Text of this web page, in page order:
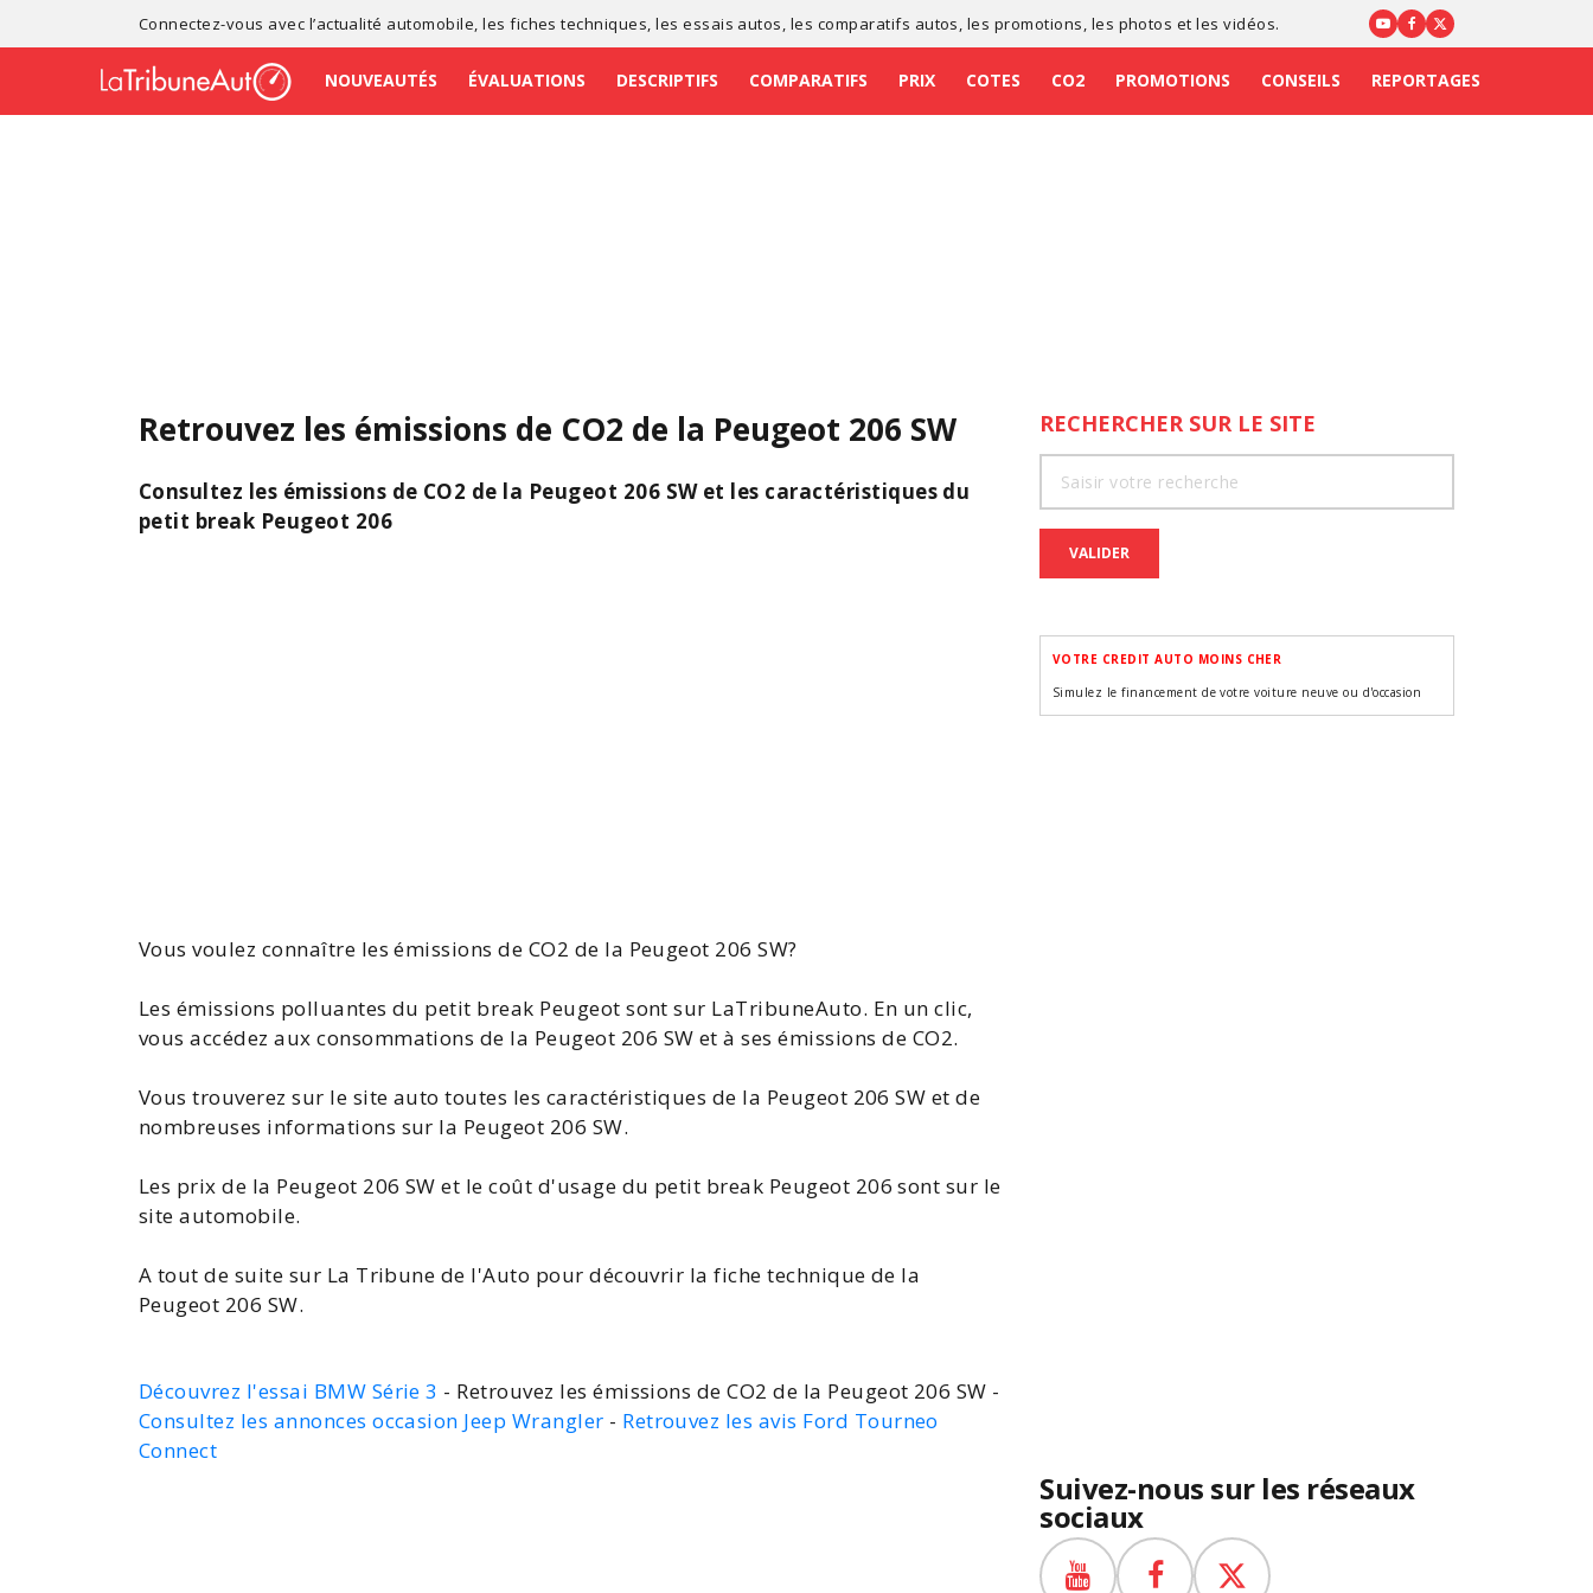
Connectez-vous avec l’actualité automobile , lesfiches techniques , lesessais autos , les comparatifs autos , les promotions , les photos et les vidéos.
NOUVEAUTÉS ÉVALUATIONS DESCRIPTIFS COMPARATIFS PRIX COTES CO2 PROMOTIONS CONSEILS REPORTAGES
Retrouvez les émissions de CO2 de la Peugeot 206 SW
Consultez les émissions de CO2 de la Peugeot 206 SW et les caractéristiques du
petit break Peugeot 206
Vous voulez connaître les émissions de CO2 de la Peugeot 206 SW?
Les émissions polluantes du petit break Peugeot sont sur LaTribuneAuto. En un clic,
vous accédez auxconsommations de la Peugeot 206 SW et à ses émissions de CO2.
Vous trouverez sur le site auto toutes les caractéristiques de la Peugeot 206 SW et de
nombreuses informations sur la Peugeot 206 SW.
Les prix de la Peugeot 206 SW et le coût d'usage du petit break Peugeot 206 sont sur le
site automobile.
A tout de suite sur La Tribune de l'Auto pour découvrir lafiche technique de la
Peugeot 206 SW.
Découvrez l'essai BMW Série 3 - Retrouvez les émissions de CO2 de la Peugeot 206 SW -
Consultez les annonces occasion Jeep Wrangler - Retrouvez les avis Ford Tourneo
Connect
RECHERCHER SUR LE SITE
VALIDER
VOTRE CREDIT AUTO MOINS CHER
Simulez le financement de votre voiture neuve ou d'occasion
Suivez-nous sur les réseaux
sociaux